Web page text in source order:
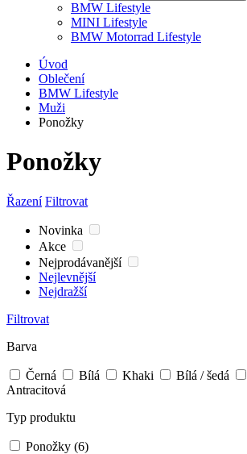
BMW Lifestyle
MINI Lifestyle
BMW Motorrad Lifestyle
Úvod
Oblečení
BMW Lifestyle
Muži
Ponožky
Ponožky
Řazení Filtrovat
Novinka
Akce
Nejprodávanější
Nejlevnější
Nejdražší
Filtrovat
Barva
Černá Bílá Khaki Bílá / šedá
Antracitová
Typ produktu
Ponožky (6)